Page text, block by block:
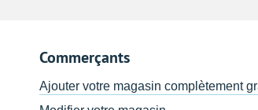
Commerçants
Ajouter votre magasin complètement